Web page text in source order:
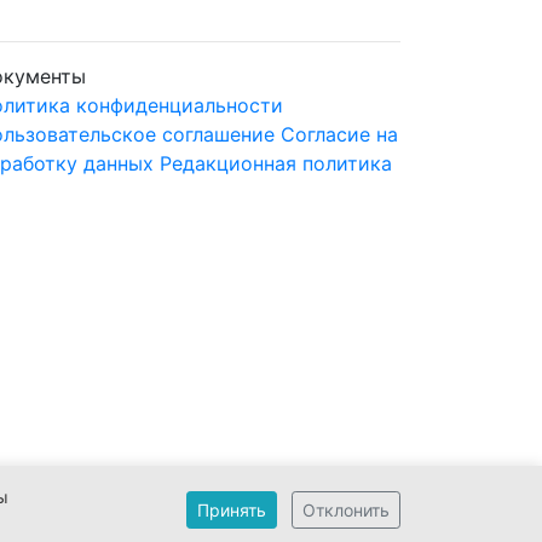
конфиденциальности
соглашение Согласие на
данных Редакционная политика
Принять Отклонить